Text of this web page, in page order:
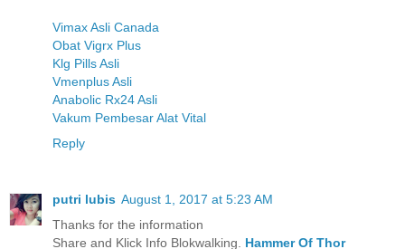
Vimax Asli Canada
Obat Vigrx Plus
Klg Pills Asli
Vmenplus Asli
Anabolic Rx24 Asli
Vakum Pembesar Alat Vital
Reply
putri lubis August 1, 2017 at 5:23 AM
Thanks for the information
Share and Klick Info Blokwalking. Hammer Of Thor